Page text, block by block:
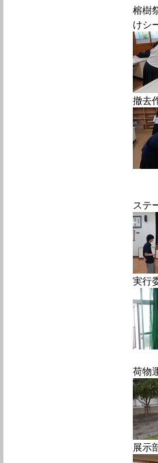
榕樹
けシ
撤去
ステ
実行
荷物
展示